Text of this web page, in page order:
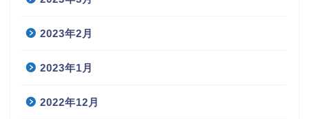
2023年2月
2023年1月
2022年12月